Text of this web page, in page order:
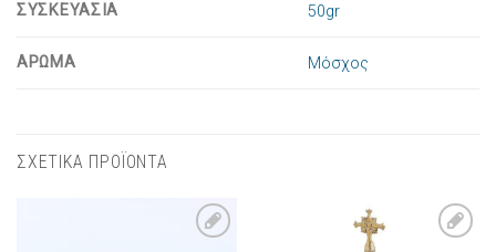
ΣΥΣΚΕΥΑΣΙΑ 50gr
ΑΡΩΜΑ Μόσχος
ΣΧΕΤΙΚΑ ΠΡΟΪΟΝΤΑ